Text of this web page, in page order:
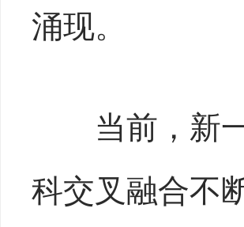
涌现。
当前，新一
科交叉融合不